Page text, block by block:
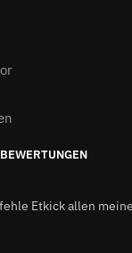
Etkick allen